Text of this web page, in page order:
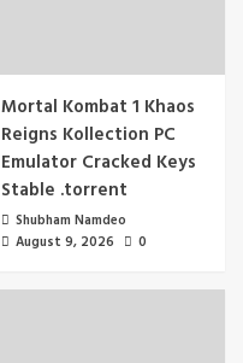
Mortal Kombat 1 Khaos
Reigns Kollection PC
Emulator Cracked Keys
Stable .torrent
Shubham Namdeo
August 9, 2026
0